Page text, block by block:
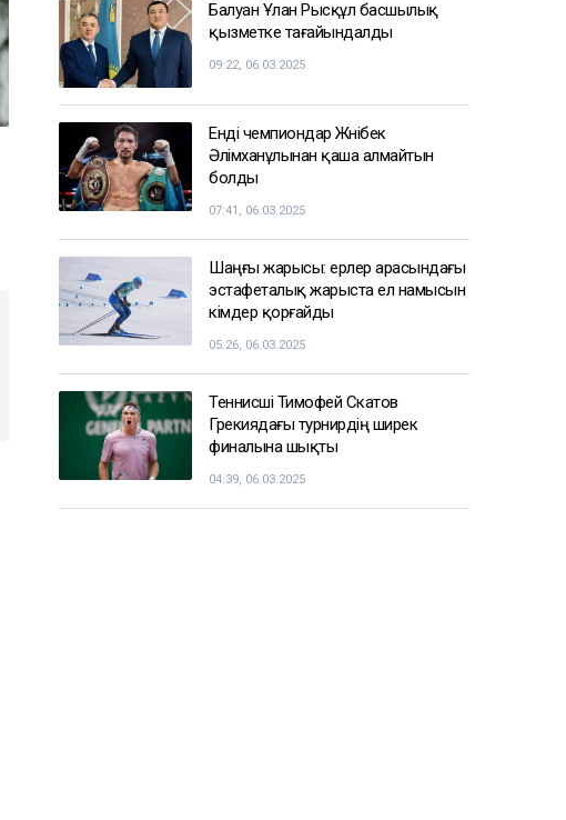
Балуан Ұлан Рысқұл басшылық
қызметке тағайындалды
09:22, 06.03.2025
Енді чемпиондар Жәнібек
Әлімханұлынан қаша алмайтын
болды
07:41, 06.03.2025
Шаңғы жарысы: ерлер арасындағы
эстафеталық жарыста ел намысын
кімдер қорғайды
05:26, 06.03.2025
Теннисші Тимофей Скатов
Грекиядағы турнирдің ширек
финалына шықты
04:39, 06.03.2025